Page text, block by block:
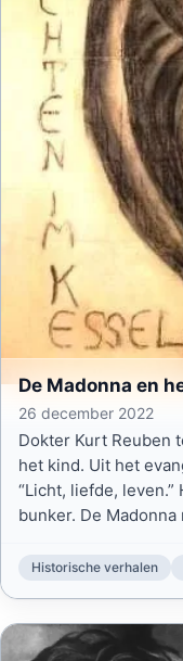
De Madonna en
26 december 2022
Dokter Kurt Reuben
het kind. Uit het
“Licht, liefde,
bunker. De
december 1942.
Historische verhalen